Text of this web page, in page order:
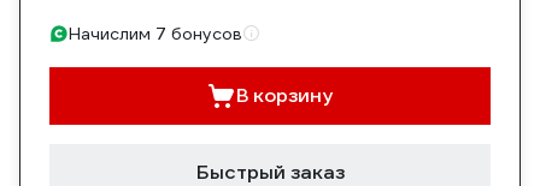
Начислим 7 бонусов
В корзину
Быстрый заказ